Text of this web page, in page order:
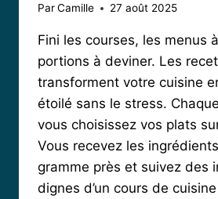
ParCamille 27 août 2025
Fini les courses, les menus
portions à deviner. Les
transforment votre cuisine
étoilé sans le stress.
vous choisissez vos plats
Vous recevez les
gramme près et suivez des
dignes d’un cours de